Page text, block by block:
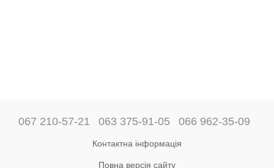
067 210-57-21 063 375-91-05 066 962-35-09
Контактна інформація
Повна версія сайту